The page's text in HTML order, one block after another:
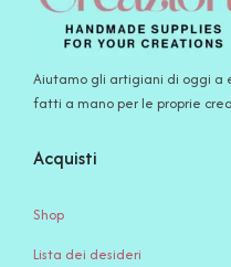
Aiutamo gli artigiani di oggi a
fatti a mano per le proprie
Acquisti
Shop
Lista dei desideri